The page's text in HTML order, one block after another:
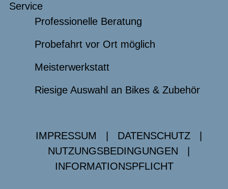
Service
Professionelle Beratung
Probefahrt vor Ort möglich
Meisterwerkstatt
Riesige Auswahl an Bikes & Zubehör
IMPRESSUM DATENSCHUTZ
NUTZUNGSBEDINGUNGEN
INFORMATIONSPFLICHT